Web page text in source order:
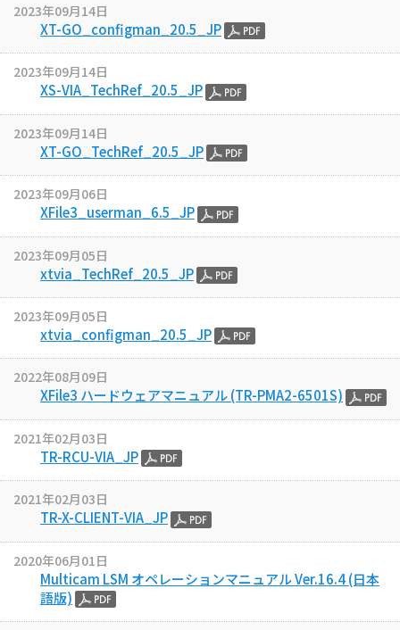
2023年09月14日
XT-GO_configman_20.5_JP
2023年09月14日
XS-VIA_TechRef_20.5_JP
2023年09月14日
XT-GO_TechRef_20.5_JP
2023年09月06日
XFile3_userman_6.5_JP
2023年09月05日
xtvia_TechRef_20.5_JP
2023年09月05日
xtvia_configman_20.5_JP
2022年08月09日
XFile3 ハードウェアマニュアル (TR-PMA2-6501S)
2021年02月03日
TR-RCU-VIA_JP
2021年02月03日
TR-X-CLIENT-VIA_JP
2020年06月01日
Multicam LSM オペレーションマニュアル Ver.16.4 (日本
語版)